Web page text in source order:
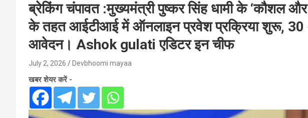
ब्रेकिंग चंपावत :मुख्यमंत्री पुष्कर सिंह धामी के ‘कौशल और
के तहत आईटीआई में ऑनलाइन प्रवेश प्रक्रिया शुरू,
आवेदन। Ashok gulati एडिटर इन चीफ
July 2, 2026 Devbhoomi mayaa
खबर शेयर करें -